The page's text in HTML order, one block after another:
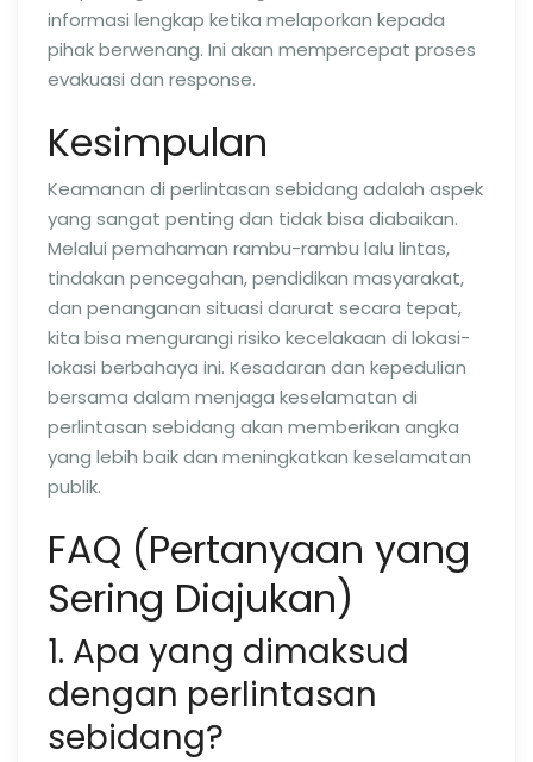
informasi lengkap ketika melaporkan kepada
pihak berwenang. Ini akan mempercepat proses
evakuasi dan response.
Kesimpulan
Keamanan di perlintasan sebidang adalah aspek
yang sangat penting dan tidak bisa diabaikan.
Melalui pemahaman rambu-rambu lalu lintas,
tindakan pencegahan, pendidikan masyarakat,
dan penanganan situasi darurat secara tepat,
kita bisa mengurangi risiko kecelakaan di lokasi-
lokasi berbahaya ini. Kesadaran dan kepedulian
bersama dalam menjaga keselamatan di
perlintasan sebidang akan memberikan angka
yang lebih baik dan meningkatkan keselamatan
publik.
FAQ (Pertanyaan yang
Sering Diajukan)
1. Apa yang dimaksud
dengan perlintasan
sebidang?